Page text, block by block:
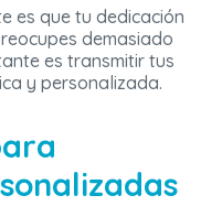
es que tu dedicación
demasiado
es transmitir tus
y personalizada.